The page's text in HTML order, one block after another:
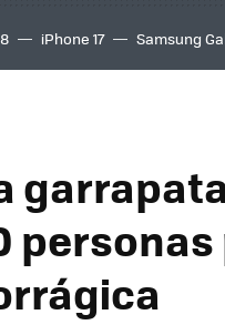
iPhone 17 Samsung
personas